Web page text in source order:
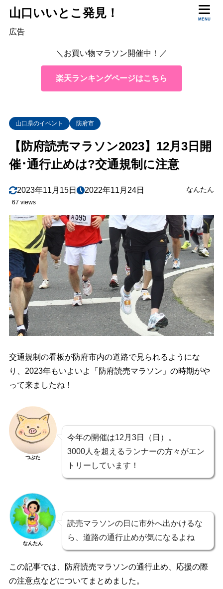
山口いいとこ発見！ MENU
広告
＼お買い物マラソン開催中！／
楽天ランキングページはこちら
山口県のイベント 防府市
【防府読売マラソン2023】12月3日開
催･通行止めは?交通規制に注意
2023年11月15日 2022年11月24日 なんたん
67 views
交通規制の看板が防府市内の道路で見られるようにな
り、2023年もいよいよ「防府読売マラソン」の時期がや
って来ましたね！
つぶた
今年の開催は12月3日（日）。
3000人を超えるランナーの方々がエン
トリーしています！
なんたん
読売マラソンの日に市外へ出かけるな
ら、道路の通行止めが気になるよね
この記事では、防府読売マラソンの通行止め、応援の際
の注意点などについてまとめました。